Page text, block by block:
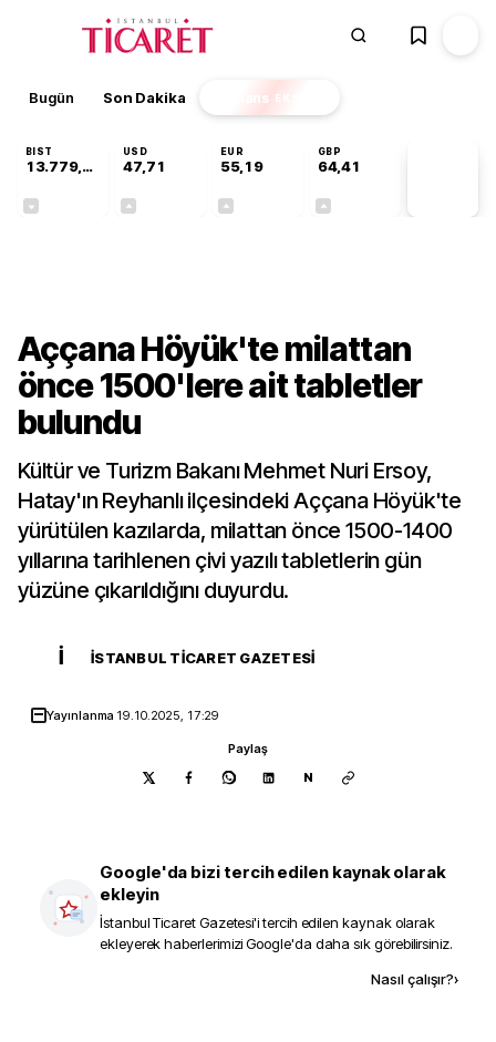
Bugün Son Dakika Finans EKSTRA
BIST
13.779,39
USD
47,71
EUR
55,19
GBP
64,41
Aççana Höyük'te milattan
önce 1500'lere ait tabletler
bulundu
Kültür ve Turizm Bakanı Mehmet Nuri Ersoy,
Hatay'ın Reyhanlı ilçesindeki Aççana Höyük'te
yürütülen kazılarda, milattan önce 1500-1400
yıllarına tarihlenen çivi yazılı tabletlerin gün
yüzüne çıkarıldığını duyurdu.
İ İSTANBUL TICARET GAZETESI
Yayınlanma 19.10.2025, 17:29
Paylaş
N
Google'da bizi tercih edilen kaynak olarak
ekleyin
İstanbul Ticaret Gazetesi'i tercih edilen kaynak olarak
ekleyerek haberlerimizi Google'da daha sık görebilirsiniz.
Nasıl çalışır?›